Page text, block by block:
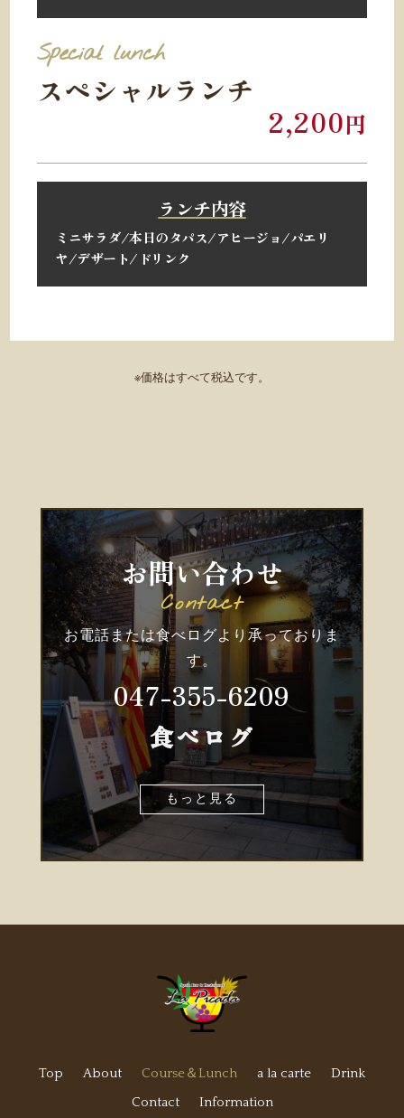
Special lunch
スペシャルランチ
2,200円
ランチ内容
ミニサラダ/本日のタパス/アヒージョ/パエリ
ヤ/デザート/ ドリンク
※価格はすべて税込です。
お問い合わせ
Contact
お電話または食べログより承っておりま
す。
047-355-6209
食べログ
もっと見る
Top About Course＆Lunch a la carte
Drink
Contact
Information